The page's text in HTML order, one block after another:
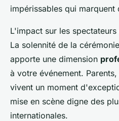
impérissables qui marquent
L'impact sur les
La solennité de la
apporte une dimension
à votre événement.
vivent un moment
mise en scène digne des
internationales.